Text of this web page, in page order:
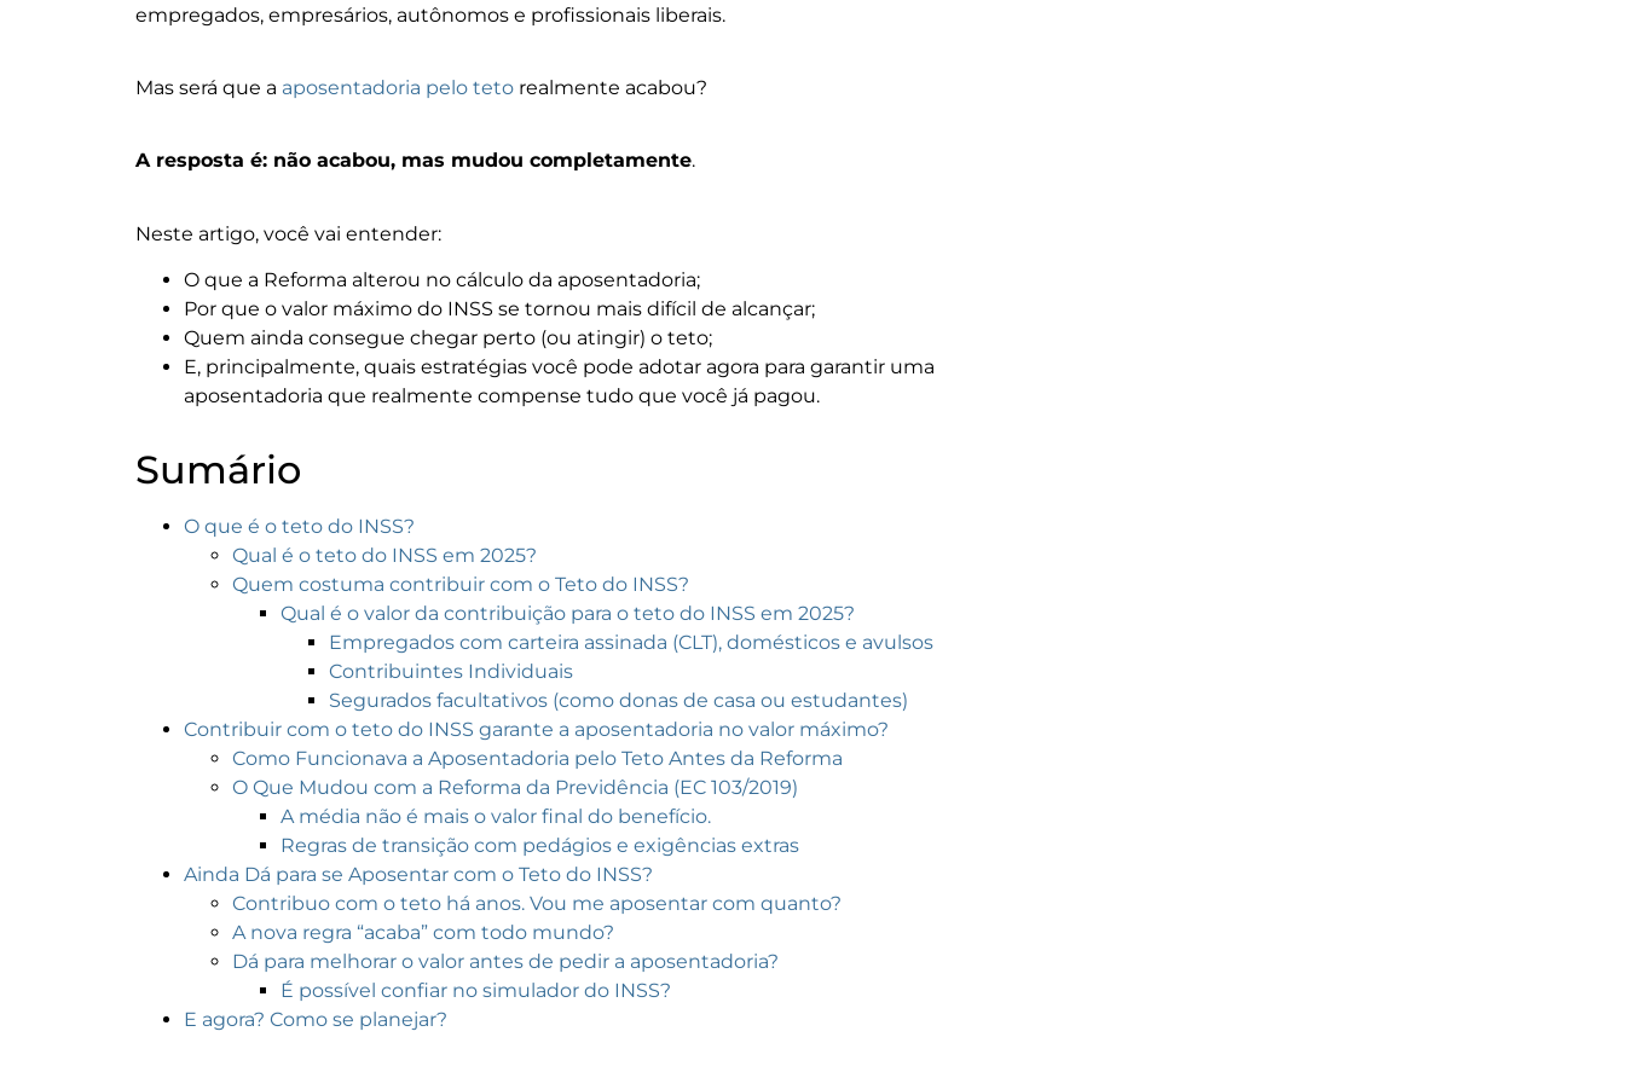
empregados, empresários, autônomos e profissionais liberais.
Mas será que a aposentadoria pelo teto realmente acabou?
A resposta é: não acabou, mas mudou completamente.
Neste artigo, você vai entender:
O que a Reforma alterou no cálculo da aposentadoria;
Por que o valor máximo do INSS se tornou mais difícil de alcançar;
Quem ainda consegue chegar perto (ou atingir) o teto;
E, principalmente, quais estratégias você pode adotar agora para garantir uma
aposentadoria que realmente compense tudo que você já pagou.
Sumário
O que é o teto do INSS?
Qual é o teto do INSS em 2025?
Quem costuma contribuir com o Teto do INSS?
Qual é o valor da contribuição para o teto do INSS em 2025?
Empregados com carteira assinada (CLT), domésticos e avulsos
Contribuintes Individuais
Segurados facultativos (como donas de casa ou estudantes)
Contribuir com o teto do INSS garante a aposentadoria no valor máximo?
Como Funcionava a Aposentadoria pelo Teto Antes da Reforma
O Que Mudou com a Reforma da Previdência (EC 103/2019)
A média não é mais o valor final do benefício.
Regras de transição com pedágios e exigências extras
Ainda Dá para se Aposentar com o Teto do INSS?
Contribuo com o teto há anos. Vou me aposentar com quanto?
A nova regra “acaba” com todo mundo?
Dá para melhorar o valor antes de pedir a aposentadoria?
É possível confiar no simulador do INSS?
E agora? Como se planejar?